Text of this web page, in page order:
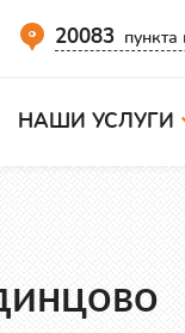
20083
НАШИ УСЛУГИ